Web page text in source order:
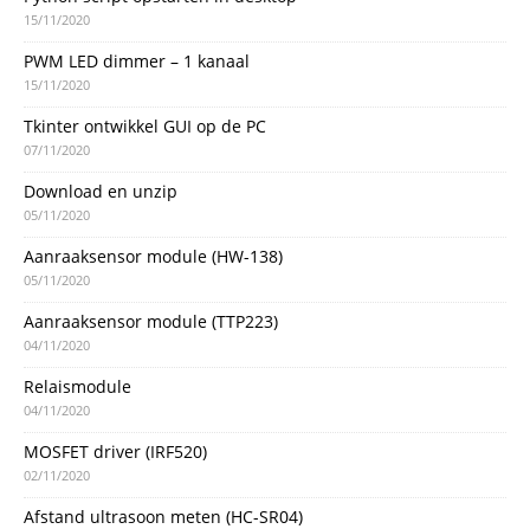
15/11/2020
PWM LED dimmer – 1 kanaal
15/11/2020
Tkinter ontwikkel GUI op de PC
07/11/2020
Download en unzip
05/11/2020
Aanraaksensor module (HW-138)
05/11/2020
Aanraaksensor module (TTP223)
04/11/2020
Relaismodule
04/11/2020
MOSFET driver (IRF520)
02/11/2020
Afstand ultrasoon meten (HC-SR04)